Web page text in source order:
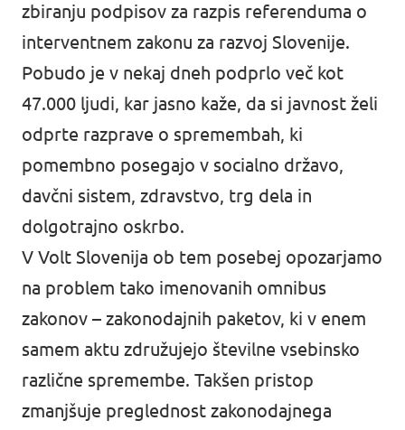
zbiranju podpisov za razpis referenduma o
interventnem zakonu za razvoj Slovenije.
Pobudo je v nekaj dneh podprlo več kot
47.000 ljudi, kar jasno kaže, da si javnost želi
odprte razprave o spremembah, ki
pomembno posegajo v socialno državo,
davčni sistem, zdravstvo, trg dela in
dolgotrajno oskrbo.
V Volt Slovenija ob tem posebej opozarjamo
na problem tako imenovanih omnibus
zakonov – zakonodajnih paketov, ki v enem
samem aktu združujejo številne vsebinsko
različne spremembe. Takšen pristop
zmanjšuje preglednost zakonodajnega